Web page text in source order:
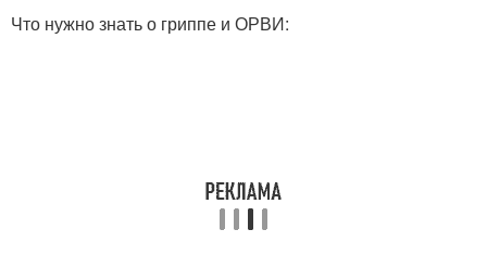
Что нужно знать о гриппе и ОРВИ: